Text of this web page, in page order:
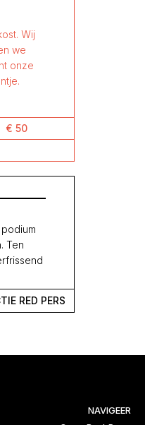
Wij
we
onze
€ 50
Ten
RED PERS
NAVIGEER